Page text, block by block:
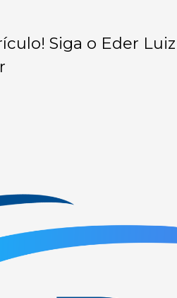
Siga o Eder